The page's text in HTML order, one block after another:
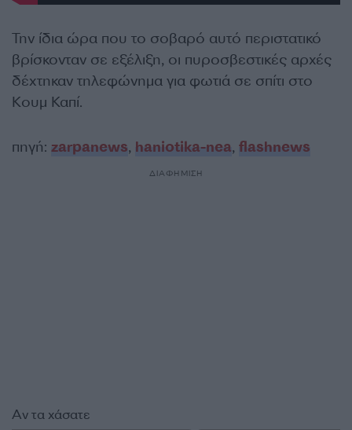
Την ίδια ώρα που το σοβαρό αυτό περιστατικό
βρίσκονταν σε εξέλιξη, οι πυροσβεστικές αρχές
δέχτηκαν τηλεφώνημα για φωτιά σε σπίτι στο
Κουμ Καπί.
πηγή: zarpanews, haniotika-nea, flashnews
ΔΙΑΦΗΜΙΣΗ
Αν τα χάσατε